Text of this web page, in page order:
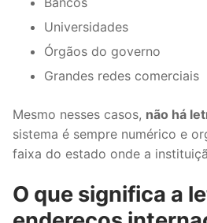
Universidades
Órgãos do governo
Grandes redes comerciais
Mesmo nesses casos, não há
sistema é sempre numérico e
faixa do estado onde a
O que significa a